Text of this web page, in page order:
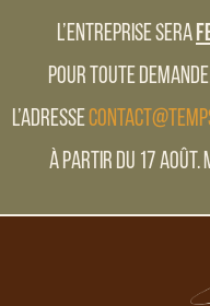
L’entreprise sera
Pour toute
l’adresse
à partir du 17 Août.